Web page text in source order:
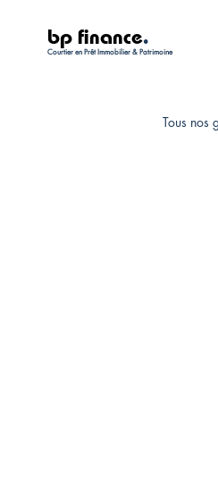
bp finance.
Courtier en Prêt Immobilier & Patrimoine
Tous nos